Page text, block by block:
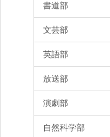
書道部
文芸部
英語部
放送部
演劇部
自然科学部